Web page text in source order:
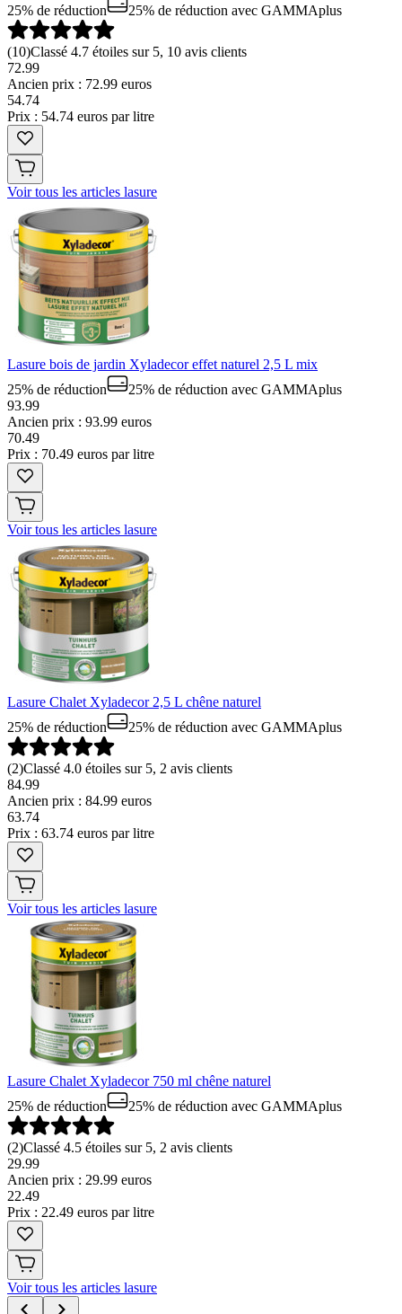
25% de réduction 25% de réduction avec GAMMAplus
(10)Classé 4.7 étoiles sur 5, 10 avis clients
72.99
Ancien prix : 72.99 euros
54.74
Prix : 54.74 euros par litre
Voir tous les articles lasure
Lasure bois de jardin Xyladecor effet naturel 2,5 L mix
25% de réduction
25% de réduction avec GAMMAplus
93.99
Ancien prix : 93.99 euros
70.49
Prix : 70.49 euros par litre
Voir tous les articles lasure
Lasure Chalet Xyladecor 2,5 L chêne naturel
25% de réduction
25% de réduction avec GAMMAplus
(2)Classé 4.0 étoiles sur 5, 2 avis clients
84.99
Ancien prix : 84.99 euros
63.74
Prix : 63.74 euros par litre
Voir tous les articles lasure
Lasure Chalet Xyladecor 750 ml chêne naturel
25% de réduction
25% de réduction avec GAMMAplus
(2)Classé 4.5 étoiles sur 5, 2 avis clients
29.99
Ancien prix : 29.99 euros
22.49
Prix : 22.49 euros par litre
Voir tous les articles lasure